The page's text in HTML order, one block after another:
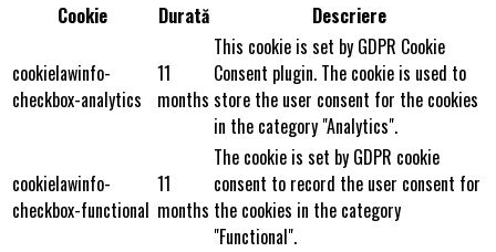
Cookie Durată Descriere
cookielawinfo-
checkbox-analytics
11
months
This cookie is set by GDPR Cookie
Consent plugin. The cookie is used to
store the user consent for the cookies
in the category "Analytics".
cookielawinfo-
checkbox-functional
11
months
The cookie is set by GDPR cookie
consent to record the user consent for
the cookies in the category
"Functional".